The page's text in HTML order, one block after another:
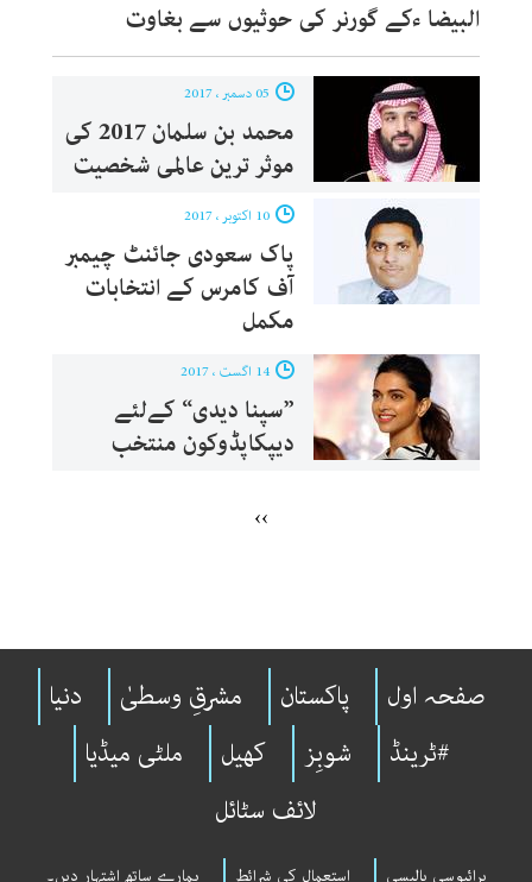
البیضا ءکے گورنر کی حوثیوں سے بغاوت
محمد بن سلمان 2017 کی
موثر ترین عالمی شخصیت
پاک سعودی جائنٹ چیمبر
آف کامرس کے انتخابات
مکمل
”سپنا دیدی“ کےلئے
دیپکاپڈوکون منتخب
››
صفحہ اول پاکستان مشرقِ وسطیٰ
دنیا
#ٹرینڈ
شوبِز کھیل
ملٹی میڈیا
لائف سٹائل
پرائیوسی پالیسی استعمال کی شرائط ہمارے ساتھ اشتہار دیں۔